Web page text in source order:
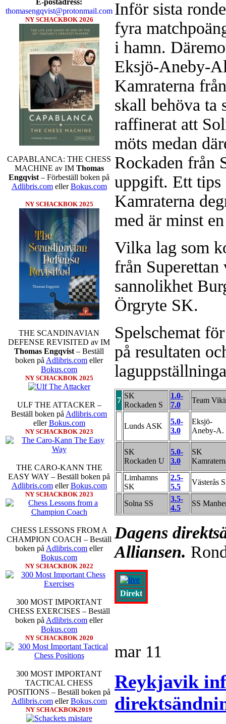
E-postadress:
thomasengqvist@protonmail.com
NY SCHACKBOK 2026
CAPABLANCA: THE CHESS
MACHINE av IM Thomas
Engqvist – Förbeställ boken på
Adlibris.comellerBokus.com
NY SCHACKBOK 2025
THE SCANDINAVIAN
DEFENSE REVISITED av IM
Thomas Engqvist – Beställ
boken på Adlibris.com eller
Bokus.com
NY SCHACKBOK 2025
ULF THE ATTACKER –
Beställ boken på Adlibris.com
ellerBokus.com
NY SCHACKBOK 2023
THE CARO-KANN THE
EASY WAY – Beställ boken på
Adlibris.comellerBokus.com
NY SCHACKBOK 2023
CHESS LESSONS FROM A
CHAMPION COACH – Beställ
boken på Adlibris.com eller
Bokus.com
NY SCHACKBOK 2022
300 MOST IMPORTANT
CHESS EXERCISES – Beställ
boken på Adlibris.com eller
Bokus.com
NY SCHACKBOK 2020
300 MOST IMPORTANT
TACTICAL CHESS
POSITIONS – Beställ boken på
Adlibris.comellerBokus.com
NY SCHACKBOK2019
Schacksnack har inlett det
föredrar Fischer Random, där
förstnämnda alternativet har
förstå en mängd
nedan.
Den sjunde upplagan av
som för övrigt är den starkaste i
möten:
Ding Liren-Wesley
Giri, Ian Nepomniachtchi-
Karjakin-Shakhrijar
inte ha tagit de snabbare
göra denna gång om han inte
skriverier i norsk massmedia
schack. Enligt Carlsen är det
saknar dock tyvärr
tävlingsledare
Idag börjar
Lottningen i första ronden:GM
Smith, IM Linus
Erik Blomqvist-IM Michael
segern. En farlig uppstickare
sådant jämnt SM och detta
kämpar om
på sin super-GM-status, och
FM Harald Lögdahl-IM
Lindberg-Anders
Ernst.Mitt stalltips är att
Robert Okpu har tillsammans
också en fotodel med
de som gillar biografier, de som
de som vill se de nya
äntligen skrivits....
Inför sista
fyra
i hamn.
Eksjö-Aneby-
Kamraterna
skall behöva ta
raffinerat att
möts medan
Rockaden från
uppgift. Ett tips
Kamraterna
med är minst
Vilka lag som
från
sannolikhet
Örgryte SK.
Spelschemat
på resultaten
7
SK
Rockaden S
1.0-
7.0
Team
Lunds ASK
5.0-
3.0
Eksjö-
Aneby-A.
SK
Rockaden U
5.0-
3.0
SK
Limhamns
SK
2.5-
5.5
Västerås
Solna SS
3.5-
4.5
SS
Dagens
Alliansen.
Direkt
mar 11
Reykjavik